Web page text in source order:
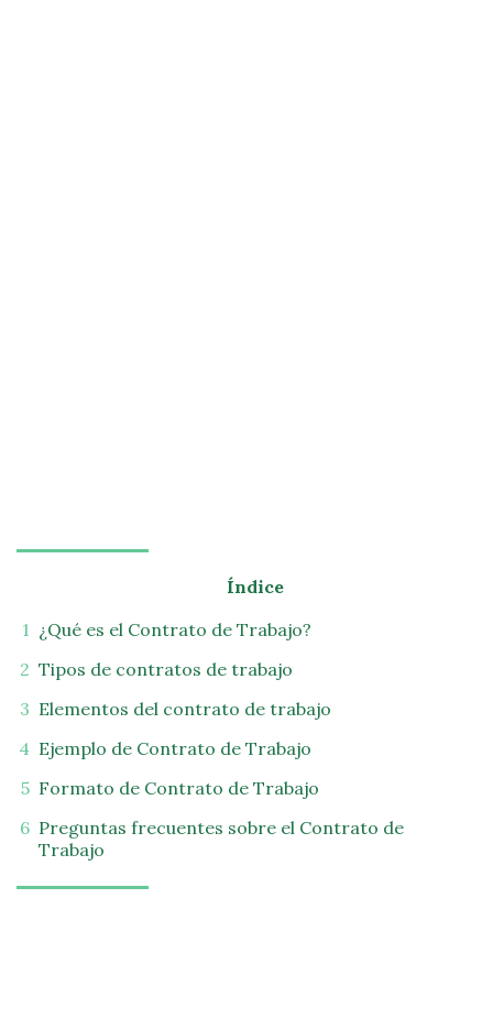
Índice
¿Qué es el Contrato de Trabajo?
Tipos de contratos de trabajo
Elementos del contrato de trabajo
Ejemplo de Contrato de Trabajo
Formato de Contrato de Trabajo
Preguntas frecuentes sobre el Contrato de
Trabajo